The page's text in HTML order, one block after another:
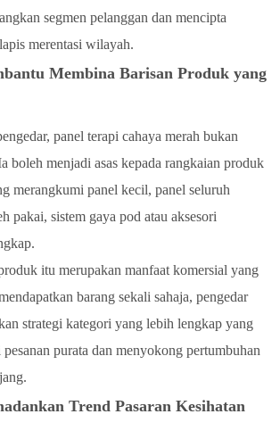
segmen pelanggan dan mencipta
merentasi wilayah.
Membina Barisan Produk yang
panel terapi cahaya merah bukan
boleh menjadi asas kepada rangkaian produk
merangkumi panel kecil, panel seluruh
pakai, sistem gaya pod atau aksesori
itu merupakan manfaat komersial yang
barang sekali sahaja, pengedar
strategi kategori yang lebih lengkap yang
purata dan menyokong pertumbuhan
Trend Pasaran Kesihatan